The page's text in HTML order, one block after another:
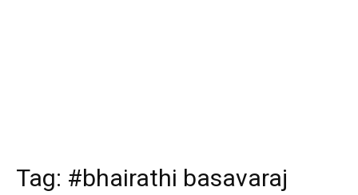
Tag: #bhairathi basavaraj